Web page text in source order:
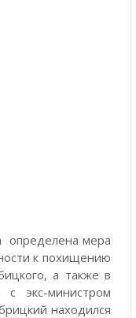
определена мера
к похищению
а также в
экс-министром
находился